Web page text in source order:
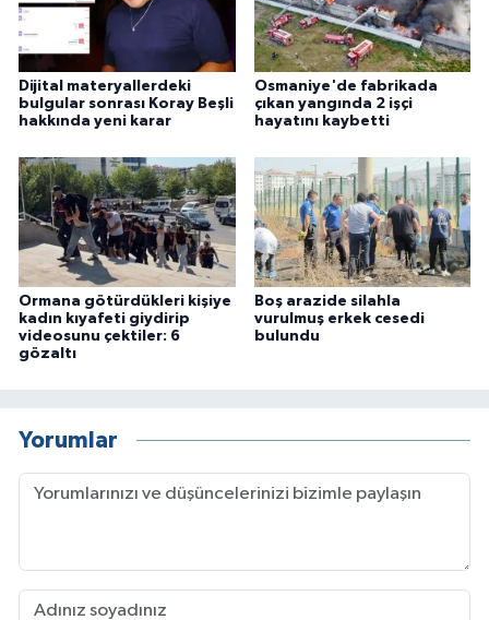
Dijital materyallerdeki
bulgular sonrası Koray Beşli
hakkında yeni karar
Osmaniye'de fabrikada
çıkan yangında 2 işçi
hayatını kaybetti
Ormana götürdükleri kişiye
kadın kıyafeti giydirip
videosunu çektiler: 6
gözaltı
Boş arazide silahla
vurulmuş erkek cesedi
bulundu
Yorumlar